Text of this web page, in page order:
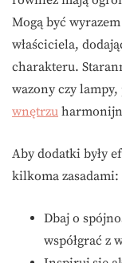
Mogą być
właściciela,
charakteru.
wazony czy lampy,
wnętrzu
Aby dodatki były
kilkoma zasadami:
Dbaj o
współgrać z